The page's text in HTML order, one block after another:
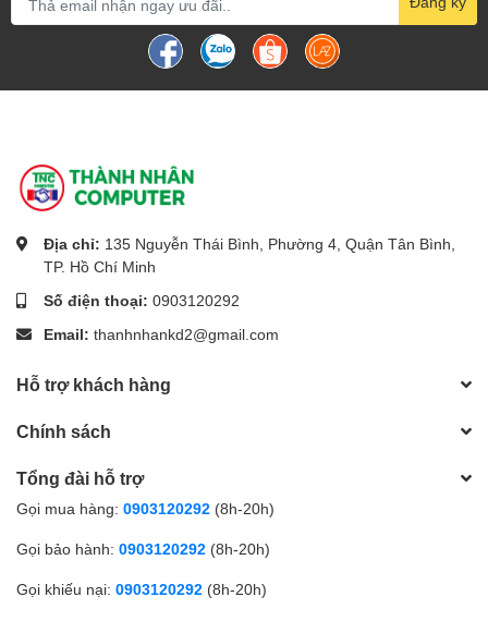
Địa chỉ: 135 Nguyễn Thái Bình, Phường 4, Quận Tân Bình,
TP. Hồ Chí Minh
Số điện thoại: 0903120292
Email: thanhnhankd2@gmail.com
Hỗ trợ khách hàng
Chính sách
Tổng đài hỗ trợ
Gọi mua hàng: 0903120292 (8h-20h)
Gọi bảo hành: 0903120292 (8h-20h)
Gọi khiếu nại: 0903120292 (8h-20h)